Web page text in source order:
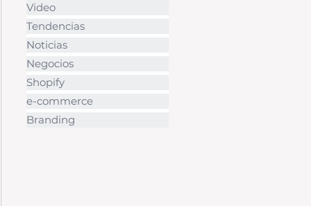
Video
Tendencias
Noticias
Negocios
Shopify
e-commerce
Branding